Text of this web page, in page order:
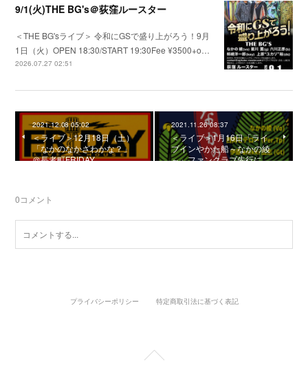
9/1(火)THE BG's＠荻窪ルースター
＜THE BG'sライブ＞ 令和にGSで盛り上がろう！9月
1日（火）OPEN 18:30/START 19:30Fee ¥3500+o…
2026.07.27 02:51
2021.12.08 05:02
＜ライブ＞12月18日（土）
「なかのなかざわかな？」
＠長者町FRIDAY
2021.11.26 08:37
＜ライブ＞1月16日「ライ
ブインやかた船～なかの綾
～」ファンクラブ先行に…
0コメント
プライバシーポリシー 特定商取引法に基づく表記